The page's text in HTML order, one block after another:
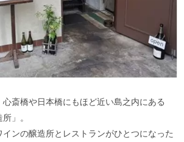
斎橋や日本橋にもほど近い島之内にある
」。
ンの醸造所とレストランがひとつになった